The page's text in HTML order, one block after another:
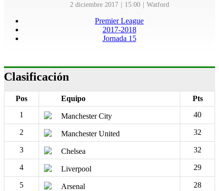
2 diciembre 2017 15:00 Watford
Premier League
2017-2018
Jornada 15
Clasificación
Pos Equipo
Pts
1
Manchester City 40
2 Manchester United 32
3 Chelsea 32
4 Liverpool 29
5 Arsenal 28